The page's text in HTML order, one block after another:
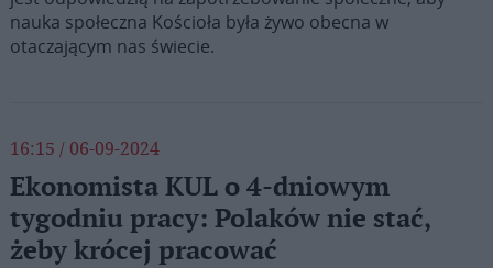
nauka społeczna Kościoła była żywo obecna w
otaczającym nas świecie.
16:15 / 06-09-2024
Ekonomista KUL o 4-dniowym
tygodniu pracy: Polaków nie stać,
żeby krócej pracować